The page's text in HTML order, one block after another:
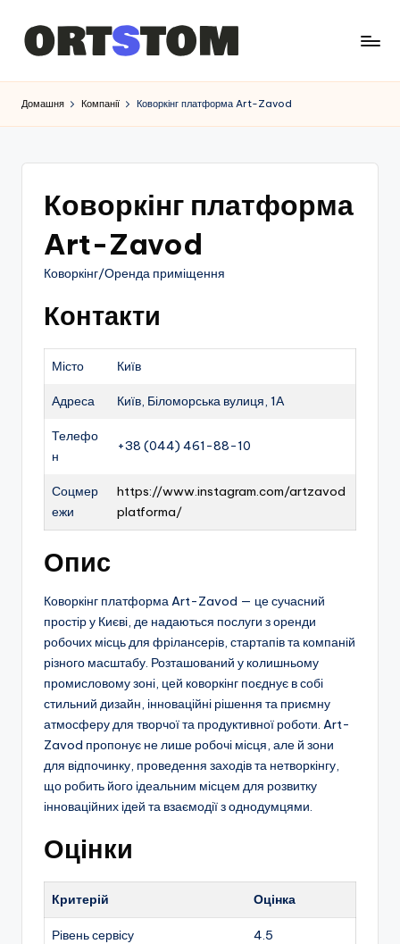
Домашня Компанії Коворкінг платформа Art-Zavod
Коворкінг платформа
Art-Zavod
Коворкінг/Оренда приміщення
Контакти
Місто Київ
Адреса Київ, Біломорська вулиця, 1А
Телефо
н
+38 (044) 461-88-10​
Соцмер
ежи
https://www.instagram.com/artzavod
platforma/
Опис
Коворкінг платформа Art-Zavod — це сучасний
простір у Києві, де надаються послуги з оренди
робочих місць для фрілансерів, стартапів та компаній
різного масштабу. Розташований у колишньому
промисловому зоні, цей коворкінг поєднує в собі
стильний дизайн, інноваційні рішення та приємну
атмосферу для творчої та продуктивної роботи. Art-
Zavod пропонує не лише робочі місця, але й зони
для відпочинку, проведення заходів та нетворкінгу,
що робить його ідеальним місцем для розвитку
інноваційних ідей та взаємодії з однодумцями.
Оцінки
Критерій Оцінка
Рівень сервісу 4.5